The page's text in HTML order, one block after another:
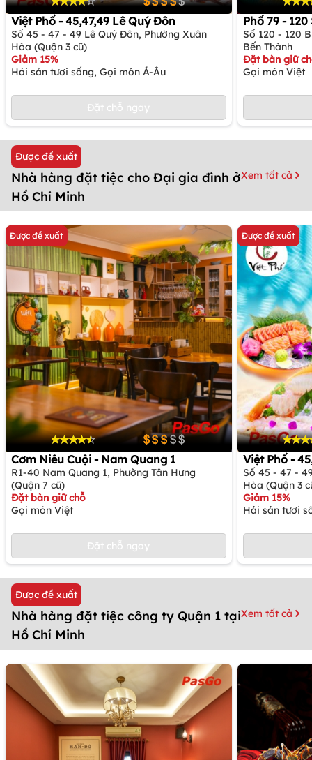
Việt Phố - 45,47,49 Lê Quý Đôn
Số 45 - 47 - 49 Lê Quý Đôn, Phường Xuân
Hòa (Quận 3 cũ)
Giảm 15%
Hải sản tươi sống, Gọi món Á-Âu
Đặt chỗ ngay
Phố 79 -
Số 120 - 120
Bến Thành
Đặt bàn giữ
Gọi món Việt
Được đề xuất
Nhà hàng đặt tiệc cho Đại gia đình ở
Hồ Chí Minh
Xem tất cả
Được đề xuất
Cơm Niêu Cuội - Nam Quang 1
R1-40 Nam Quang 1, Phường Tân Hưng
(Quận 7 cũ)
Đặt bàn giữ chỗ
Gọi món Việt
Đặt chỗ ngay
Được đề xuất
Việt Phố -
Số 45 - 47 -
Hòa (Quận 3
Giảm 15%
Hải sản tươi
Được đề xuất
Nhà hàng đặt tiệc công ty Quận 1 tại
Hồ Chí Minh
Xem tất cả